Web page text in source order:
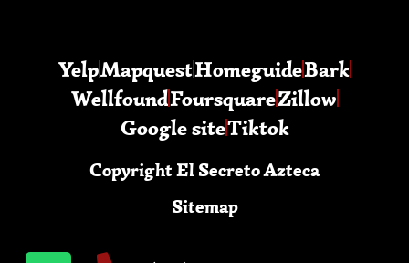
YelpMapquestHomeguideBark
WellfoundFoursquareZillow
Google siteTiktok
Copyright El Secreto Azteca
Sitemap